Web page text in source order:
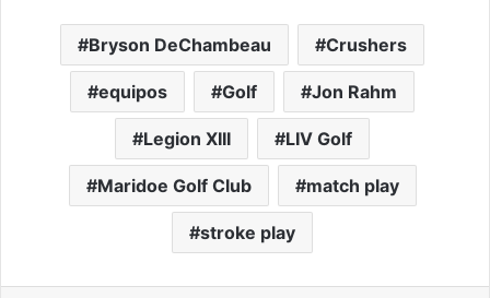
Bryson DeChambeau Crushers
equipos Golf Jon Rahm
Legion XIII LIV Golf
Maridoe Golf Club match play
stroke play